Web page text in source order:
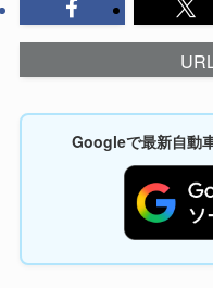
Googleで最新自動